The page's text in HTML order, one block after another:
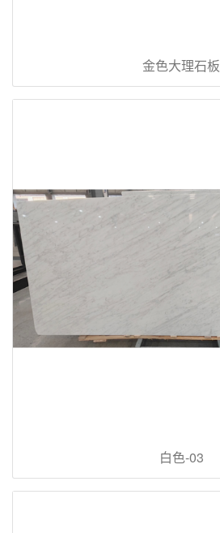
金色大理石板
白色-03